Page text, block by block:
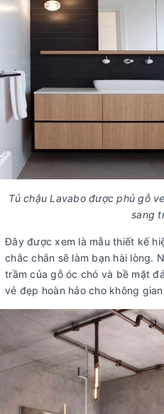
Tủ chậu Lavabo được phủ gỗ
sang
Đây được xem là mẫu thiết kế
chắc chắn sẽ làm bạn hài lòng.
trầm của gỗ óc chó và bề mặt
vẻ đẹp hoàn hảo cho không